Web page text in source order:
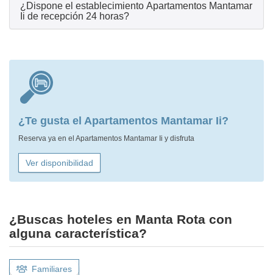
¿Dispone el establecimiento Apartamentos Mantamar
Ii de recepción 24 horas?
¿Te gusta el Apartamentos Mantamar Ii?
Reserva ya en el Apartamentos Mantamar Ii y disfruta
Ver disponibilidad
¿Buscas hoteles en Manta Rota con
alguna característica?
Familiares